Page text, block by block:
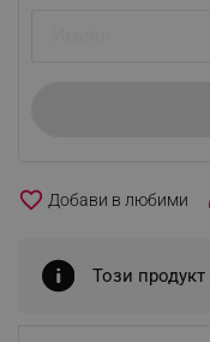
favorite_border
Този продукт